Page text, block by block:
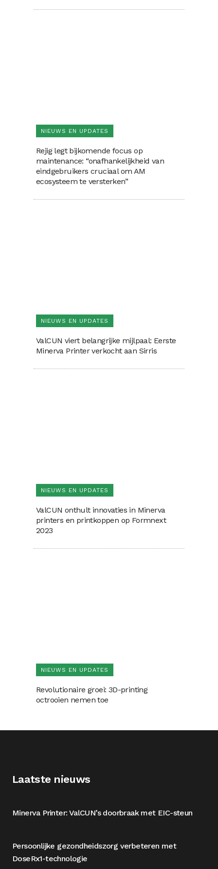
NIEUWS EN UPDATES
Rejig legt bijkomende focus op
maintenance: “onafhankelijkheid van
eindgebruikers cruciaal om AM
ecosysteem te versterken”
NIEUWS EN UPDATES
ValCUN viert belangrijke mijlpaal: Eerste
Minerva Printer verkocht aan Sirris
NIEUWS EN UPDATES
ValCUN onthult innovaties in Minerva
printers en printkoppen op Formnext
2023
NIEUWS EN UPDATES
Revolutionaire groei: 3D-printing
octrooien nemen toe
Laatste nieuws
Minerva Printer: ValCUN’s doorbraak met EIC-steun
Persoonlijke gezondheidszorg verbeteren met
DoseRx1-technologie